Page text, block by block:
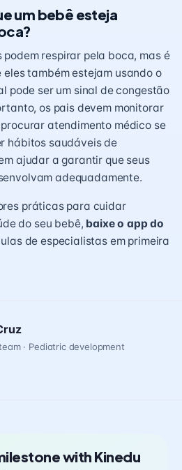
um bebê esteja
podem respirar pela boca, mas é
também estejam usando o
pode ser um sinal de congestão
os pais devem monitorar
atendimento médico se
hábitos saudáveis de
ajudar a garantir que seus
adequadamente.
práticas para cuidar
do seu bebê, baixe o app do
de especialistas em primeira
· Pediatric development
with Kinedu